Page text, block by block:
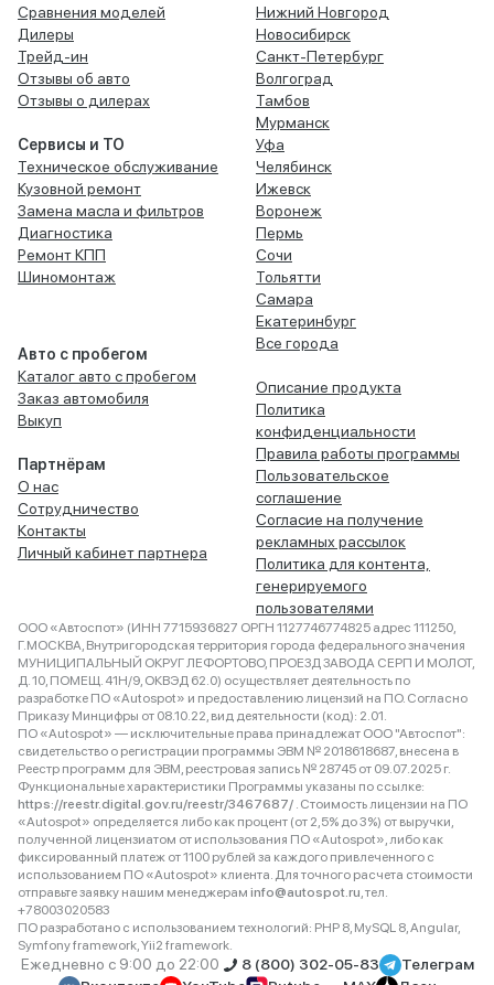
Сравнения моделей
Дилеры
Трейд-ин
Отзывы об авто
Отзывы о дилерах
Сервисы и ТО
Техническое обслуживание
Кузовной ремонт
Замена масла и фильтров
Диагностика
Ремонт КПП
Шиномонтаж
Авто с пробегом
Каталог авто с пробегом
Заказ автомобиля
Выкуп
Партнёрам
О нас
Сотрудничество
Контакты
Личный кабинет партнера
Нижний Новгород
Новосибирск
Санкт-Петербург
Волгоград
Тамбов
Мурманск
Уфа
Челябинск
Ижевск
Воронеж
Пермь
Сочи
Тольятти
Самара
Екатеринбург
Все города
Описание продукта
Политика
конфиденциальности
Правила работы программы
Пользовательское
соглашение
Согласие на получение
рекламных рассылок
Политика для контента,
генерируемого
пользователями
ООО «Автоспот» (ИНН 7715936827 ОРГН 1127746774825 адрес 111250,
Г.МОСКВА, Внутригородская территория города федерального значения
МУНИЦИПАЛЬНЫЙ ОКРУГ ЛЕФОРТОВО, ПРОЕЗД ЗАВОДА СЕРП И МОЛОТ,
Д. 10, ПОМЕЩ. 41Н/9, ОКВЭД 62.0) осуществляет деятельность по
разработке ПО «Autospot» и предоставлению лицензий на ПО. Согласно
Приказу Минцифры от 08.10.22, вид деятельности (код): 2.01.
ПО «Autospot» — исключительные права принадлежат ООО "Автоспот":
свидетельство о регистрации программы ЭВМ № 2018618687, внесена в
Реестр программ для ЭВМ, реестровая запись № 28745 от 09.07.2025 г.
Функциональные характеристики Программы указаны по ссылке:
https://reestr.digital.gov.ru/reestr/3467687/ . Стоимость лицензии на ПО
«Autospot» определяется либо как процент (от 2,5% до 3%) от выручки,
полученной лицензиатом от использования ПО «Autospot», либо как
фиксированный платеж от 1100 рублей за каждого привлеченного с
использованием ПО «Autospot» клиента. Для точного расчета стоимости
отправьте заявку нашим менеджерам info@autospot.ru, тел.
+78003020583
ПО разработано с использованием технологий: PHP 8, MySQL 8, Angular,
Symfony framework, Yii2 framework.
Ежедневно с 9:00 до 22:00 8 (800) 302-05-83
Телеграм